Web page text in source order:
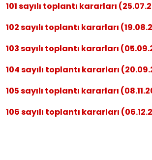
101 sayılı toplantı kararları
102 sayılı toplantı kararları
103 sayılı toplantı kararları
104 sayılı toplantı kararları
105 sayılı toplantı kararları
106 sayılı toplantı kararları